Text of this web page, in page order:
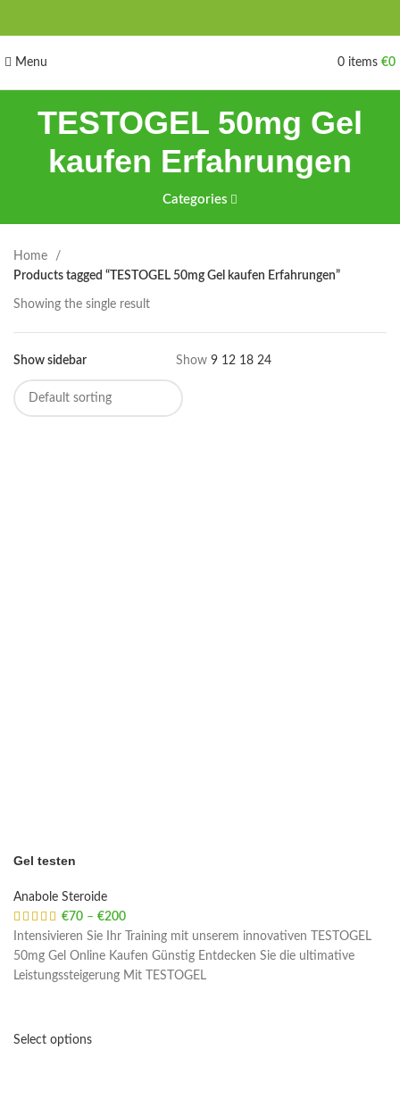
Menu 0 items €0
TESTOGEL 50mg Gel
kaufen Erfahrungen
Categories
Home
Products tagged “TESTOGEL 50mg Gel kaufen Erfahrungen”
Showing the single result
Show sidebar Show 9 12 18 24
Gel testen
Anabole Steroide
€70 – €200
Intensivieren Sie Ihr Training mit unserem innovativen TESTOGEL
50mg Gel Online Kaufen Günstig Entdecken Sie die ultimative
Leistungssteigerung Mit TESTOGEL
Select options